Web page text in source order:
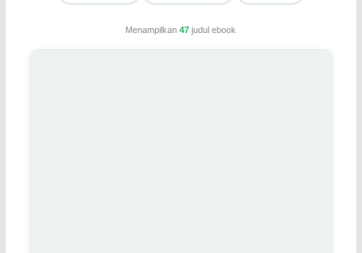
Menampilkan47 judul ebook